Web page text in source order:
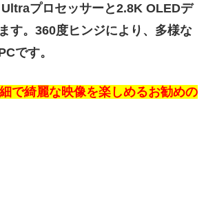
プロセッサーと2.8K OLEDデ
す。360度ヒンジにより、多様な
です。
で綺麗な映像を楽しめるお勧めの